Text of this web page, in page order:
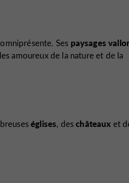
Ses paysages
amoureux de la nature et de la
églises, deschâteaux et